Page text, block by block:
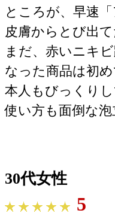
ところが、早速
皮膚からとび出
まだ、赤いニキ
なった商品は初
本人もびっくりし
使い方も面倒な
30代女性
5